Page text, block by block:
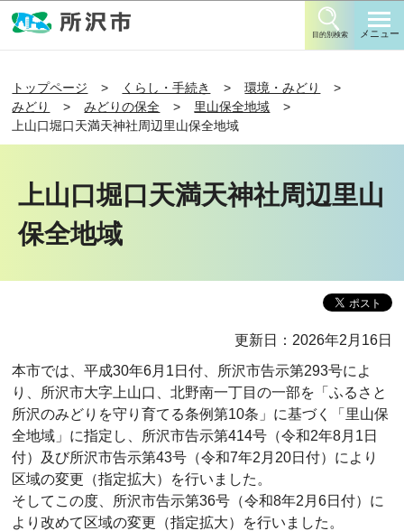
目的別検索 メニュー
トップページ くらし・手続き
環境・みどり
みどり
みどりの保全
里山保全地域
上山口堀口天満天神社周辺里山保全地域
上山口堀口天満天神社周辺里山
保全地域
更新日：2026年2月16日
本市では、平成30年6月1日付、所沢市告示第293号によ
り、所沢市大字上山口、北野南一丁目の一部を「ふるさと
所沢のみどりを守り育てる条例第10条」に基づく「里山保
全地域」に指定し、所沢市告示第414号（令和2年8月1日
付）及び所沢市告示第43号（令和7年2月20日付）により
区域の変更（指定拡大）を行いました。
そしてこの度、所沢市告示第36号（令和8年2月6日付）に
より改めて区域の変更（指定拡大）を行いました。